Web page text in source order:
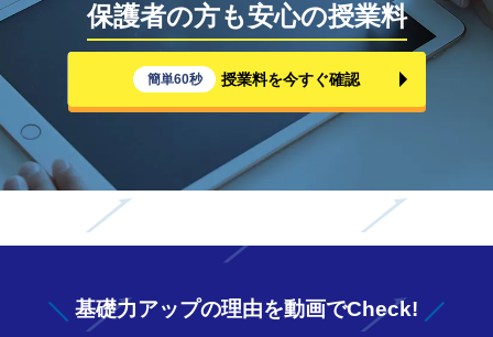
保護者の方も安心の授業料
簡単60秒 授業料を今すぐ確認
基礎力アップの理由を動画でCheck!